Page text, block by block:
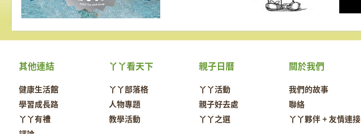
其他連結
健康生活館
學習成長路
丫丫有禮
丫丫看天下
丫丫部落格
人物專題
教學活動
關於我們
我們的故事
聯絡
丫丫夥伴 + 友情連接
親子日曆
丫丫活動
親子好去處
丫丫之選